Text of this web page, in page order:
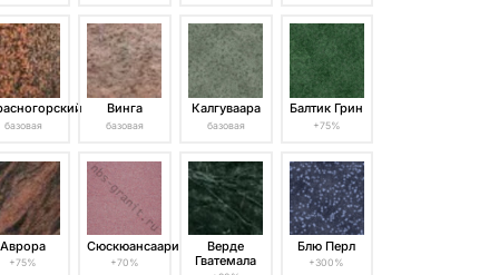
базовая
Винга
базовая
Калгуваара
базовая
Балтик Грин
+75%
Аврора
+75%
Сюскюансаари
+70%
Верде
Гватемала
Блю Перл
+300%